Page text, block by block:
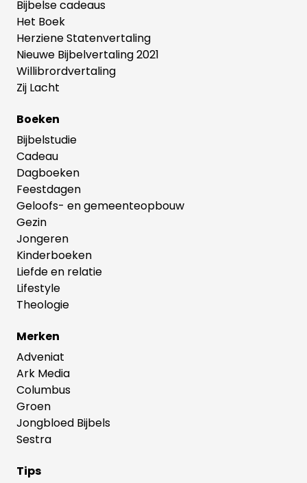
Bijbelse cadeaus
Het Boek
Herziene Statenvertaling
Nieuwe Bijbelvertaling 2021
Willibrordvertaling
Zij Lacht
Boeken
Bijbelstudie
Cadeau
Dagboeken
Feestdagen
Geloofs- en gemeenteopbouw
Gezin
Jongeren
Kinderboeken
Liefde en relatie
Lifestyle
Theologie
Merken
Adveniat
Ark Media
Columbus
Groen
Jongbloed Bijbels
Sestra
Tips